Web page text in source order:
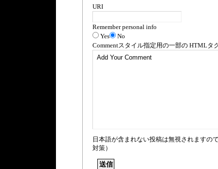
URI
Remember personal info
Yes
No
Commentスタイル指定用の一部の HTMLタ
日本語が含まれない投稿は無視されますの
対策）